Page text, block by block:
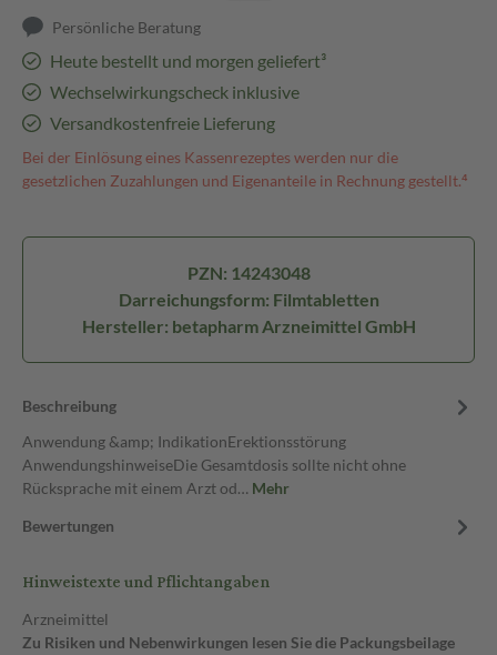
Persönliche Beratung
Heute bestellt und morgen geliefert³
Wechselwirkungscheck inklusive
Versandkostenfreie Lieferung
Bei der Einlösung eines Kassenrezeptes werden nur die
gesetzlichen Zuzahlungen und Eigenanteile in Rechnung gestellt.⁴
PZN: 14243048
Darreichungsform: Filmtabletten
Hersteller: betapharm Arzneimittel GmbH
Beschreibung
Anwendung &amp; IndikationErektionsstörung
AnwendungshinweiseDie Gesamtdosis sollte nicht ohne
Rücksprache mit einem Arzt od… Mehr
Bewertungen
Hinweistexte und Pflichtangaben
Arzneimittel
Zu Risiken und Nebenwirkungen lesen Sie die Packungsbeilage